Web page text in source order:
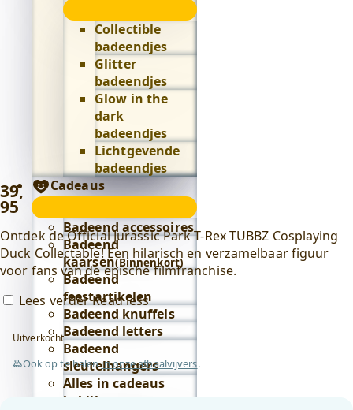
Speciale
eendjes
submenu
Collectible
badeendjes
Glitter
badeendjes
Glow in the
dark
badeendjes
Lichtgevende
badeendjes
Cadeaus
submenu
Badeend accessoires
Badeend
kaarsen(Binnenkort)
Badeend
feestartikelen
Badeend knuffels
Badeend letters
Badeend
sleutelhangers
Alles in cadeaus
bekijken
39,
95
Ontdek de Official Jurassic Park T-Rex TUBBZ Cosplaying
Duck Collectable! Een hilarisch en verzamelbaar figuur
voor fans van de epische filmfranchise.
Lees verderRead less
Uitverkocht
Ook op te halenin onze afhaalvijvers.